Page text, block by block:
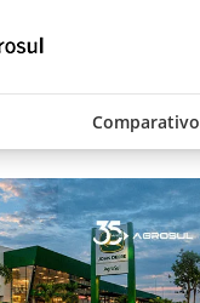
Comparativo